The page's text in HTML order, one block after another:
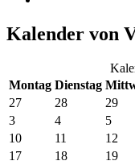
Kalender von
Montag Dienstag
27
28 29
3
4 5
10
11 12
17
18 19